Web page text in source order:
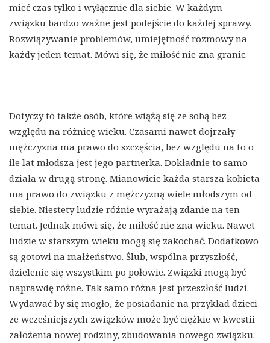
mieć czas tylko i wyłącznie dla siebie. W każdym
związku bardzo ważne jest podejście do każdej sprawy.
Rozwiązywanie problemów, umiejętność rozmowy na
każdy jeden temat. Mówi się, że miłość nie zna granic.
Dotyczy to także osób, które wiążą się ze sobą bez
względu na różnicę wieku. Czasami nawet dojrzały
mężczyzna ma prawo do szczęścia, bez względu na to o
ile lat młodsza jest jego partnerka. Dokładnie to samo
działa w drugą stronę. Mianowicie każda starsza kobieta
ma prawo do związku z mężczyzną wiele młodszym od
siebie. Niestety ludzie różnie wyrażają zdanie na ten
temat. Jednak mówi się, że miłość nie zna wieku. Nawet
ludzie w starszym wieku mogą się zakochać. Dodatkowo
są gotowi na małżeństwo. Ślub, wspólna przyszłość,
dzielenie się wszystkim po połowie. Związki mogą być
naprawdę różne. Tak samo różna jest przeszłość ludzi.
Wydawać by się mogło, że posiadanie na przykład dzieci
ze wcześniejszych związków może być ciężkie w kwestii
założenia nowej rodziny, zbudowania nowego związku.